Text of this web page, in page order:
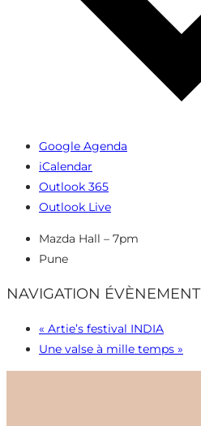
Google Agenda
iCalendar
Outlook 365
Outlook Live
Mazda Hall – 7pm
Pune
NAVIGATION ÉVÈNEMENT
« Artie’s festival INDIA
Une valse à mille temps »